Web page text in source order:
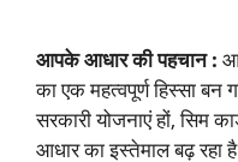
आपके आधार की पहचान :
का एक महत्वपूर्ण हिस्सा बन
सरकारी योजनाएं हों, सिम
आधार का इस्तेमाल बढ़ रहा